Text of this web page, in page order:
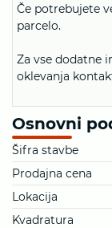
Če potrebujete
parcelo.
Za vse dodatne
oklevanja
Osnovni
Šifra stavbe
Prodajna cena
Lokacija
Kvadratura